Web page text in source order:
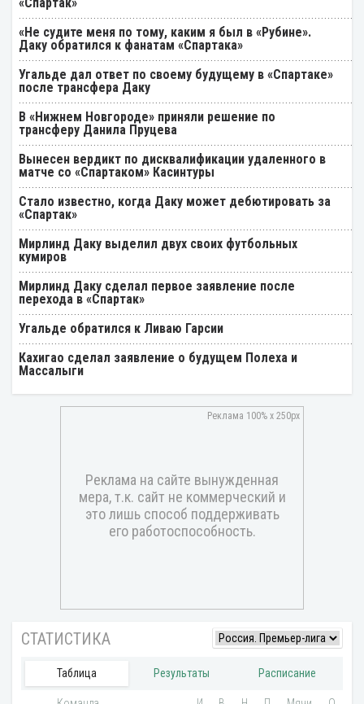
«Не судите меня по тому, каким я был в «Рубине».
Даку обратился к фанатам «Спартака»
Угальде дал ответ по своему будущему в «Спартаке»
после трансфера Даку
В «Нижнем Новгороде» приняли решение по
трансферу Данила Пруцева
Вынесен вердикт по дисквалификации удаленного в
матче со «Спартаком» Касинтуры
Стало известно, когда Даку может дебютировать за
«Спартак»
Мирлинд Даку выделил двух своих футбольных
кумиров
Мирлинд Даку сделал первое заявление после
перехода в «Спартак»
Угальде обратился к Ливаю Гарсии
Кахигао сделал заявление о будущем Полеха и
Массалыги